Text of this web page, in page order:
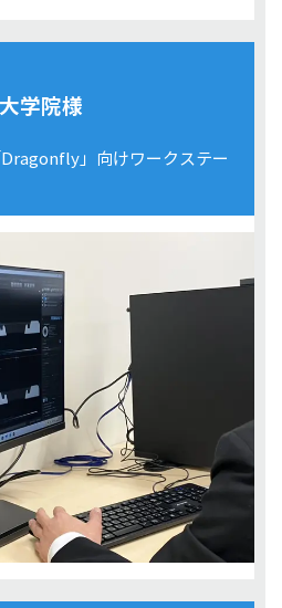
学院様
」向けワークステー